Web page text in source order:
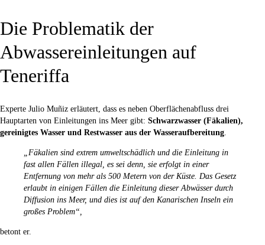
Die Problematik der
Abwassereinleitungen auf
Teneriffa
Experte Julio Muñiz erläutert, dass es neben Oberflächenabfluss drei
Hauptarten von Einleitungen ins Meer gibt: Schwarzwasser (Fäkalien),
gereinigtes Wasser und Restwasser aus der Wasseraufbereitung
„Fäkalien sind extrem umweltschädlich und die Einleitung in
fast allen Fällen illegal, es sei denn, sie erfolgt in einer
Entfernung von mehr als 500 Metern von der Küste. Das Gesetz
erlaubt in einigen Fällen die Einleitung dieser Abwässer durch
Diffusion ins Meer, und dies ist auf den Kanarischen Inseln ein
großes Problem“,
betont er.